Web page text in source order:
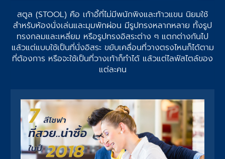
สตูล (STOOL) คือ เก้าอี้ที่ไม่มีพนักพิงและท้าวแขน นิยมใช้
สำหรับห้องนั่งเล่นและมุมพักผ่อน มีรูปทรงหลากหลาย ทั้งรูป
ทรงกลมและเหลี่ยม หรือรูปทรงอิสระต่าง ๆ แตกต่างกันไป
แล้วแต่แบบใช้เป็นที่นั่งอิสระ ขยับเคลื่อนที่วางตรงไหนก็ได้ตาม
ที่ต้องการ หรือจะใช้เป็นที่วางเท้าก็ทำได้ แล้วแต่ไลฟ์สไตล์ของ
แต่ละคน